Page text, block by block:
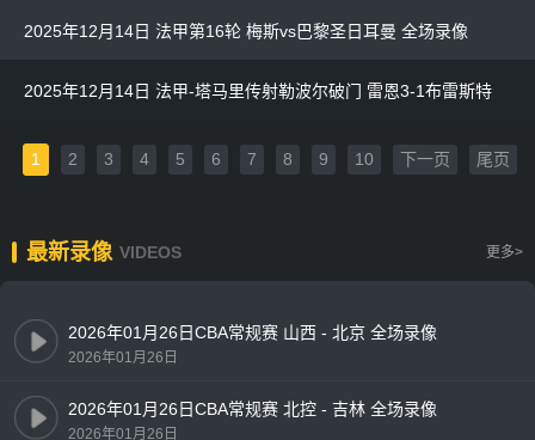
2025年12月14日 法甲第16轮 梅斯vs巴黎圣日耳曼 全场录像
2025年12月14日 法甲-塔马里传射勒波尔破门 雷恩3-1布雷斯特
1 2 3 4 5 6 7 8 9 10 下一页 尾页
最新录像 VIDEOS 更多>
2026年01月26日CBA常规赛 山西 - 北京 全场录像
2026年01月26日
2026年01月26日CBA常规赛 北控 - 吉林 全场录像
2026年01月26日